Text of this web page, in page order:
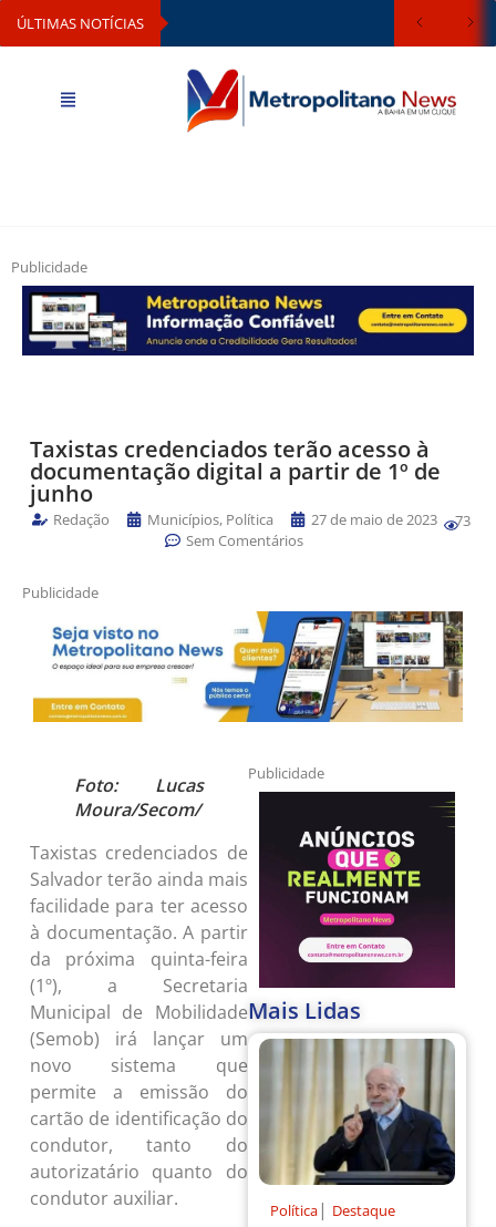
ÚLTIMAS NOTÍCIAS
Publicidade
Taxistas credenciados terão acesso à
documentação digital a partir de 1º de
junho
Redação Municípios, Política
27 de maio de 2023
Sem Comentários
73
Publicidade
Foto: Lucas
Moura/Secom/
Taxistas credenciados de
Salvador terão ainda mais
facilidade para ter acesso
à documentação. A partir
da próxima quinta-feira
(1º), a Secretaria
Municipal de Mobilidade
(Semob) irá lançar um
novo sistema que
permite a emissão do
cartão de identificação do
condutor, tanto do
autorizatário quanto do
condutor auxiliar.
Publicidade
Mais Lidas
Política | Destaque